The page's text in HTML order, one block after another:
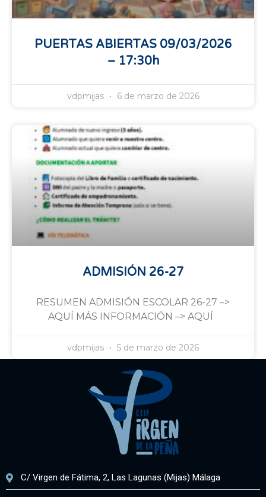
PUERTAS ABIERTAS 09/03/2026
– 17:30h
vdpmijas 6 de marzo de 2026
ADMISIÓN 26-27
RESUMEN ADMISIÓN ESCOLAR 26-27 –>
AQUÍ MÁS INFORMACIÓN –> AQUÍ
vdpmijas 5 de marzo de 2026
C/ Virgen de Fátima, 2, Las Lagunas (Mijas) Málaga